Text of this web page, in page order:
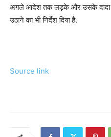
अगले आदेश तक लड़के और उसके दादा
उठाने का भी निर्देश दिया है.
Source link